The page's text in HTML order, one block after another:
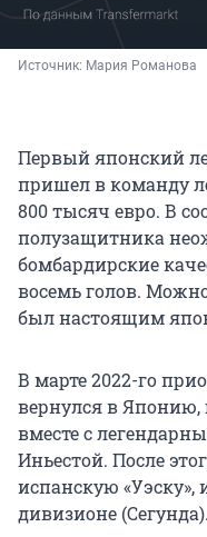
Источник: Мария Романова
Первый японский
пришел в команду
800 тысяч евро. В
полузащитника
бомбардирские
восемь голов.
был настоящим
В марте 2022-го
вернулся в Японию,
вместе с
Иньестой. После
испанскую
дивизионе (Сегунда).